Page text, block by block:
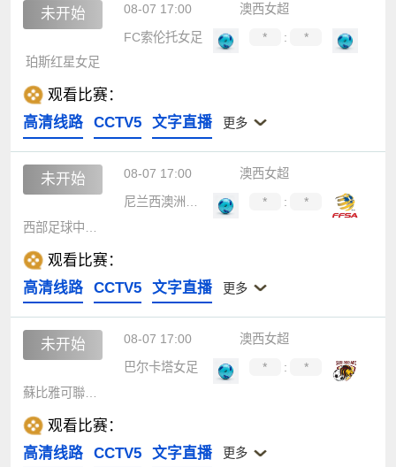
未开始 08-07 17:00
澳西女超
FC索伦托女足
* :
*
珀斯红星女足
观看比赛：
高清线路
CCTV5 文字直播 更多
未开始 08-07 17:00
澳西女超
尼兰西澳洲大学女足
* :
*
观看比赛：
高清线路
CCTV5 文字直播 更多
未开始 08-07 17:00
澳西女超
巴尔卡塔女足
* :
*
观看比赛：
高清线路
CCTV5 文字直播 更多